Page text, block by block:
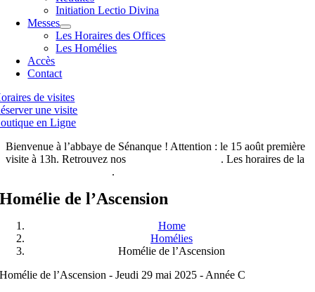
Initiation Lectio Divina
Messes
Les Horaires des Offices
Les Homélies
Accès
Contact
de visites
une visite
en Ligne
Bienvenue à l’abbaye de Sénanque ! Attention : le 15 août première
visite à 13h. Retrouvez nos
. Les horaires de la
.
Homélie de l’Ascension
Home
Homélies
Homélie de l’Ascension
Homélie de l’Ascension - Jeudi 29 mai 2025 - Année C